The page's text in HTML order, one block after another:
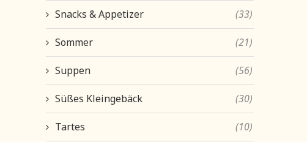
Snacks & Appetizer (33)
Sommer (21)
Suppen (56)
Süßes Kleingebäck (30)
Tartes (10)